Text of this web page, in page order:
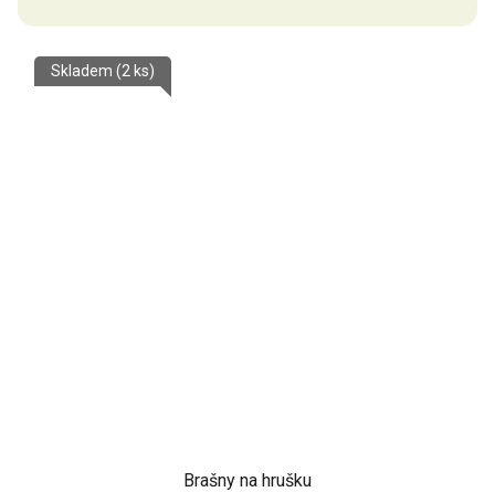
Brašny na hrušku
Skladem (2 ks)